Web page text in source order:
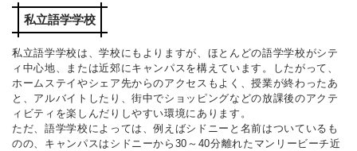
私立語学学校
私立語学学校は、学校にもよりますが、ほとんどの語学学校がシテ
ィ中心地、または近郊にキャンパスを構えています。したがって、
ホームステイやシェア先からのアクセスもよく、授業が終わったあ
と、アルバイトしたり、街中でショッピングなどの放課後のアクテ
ィビティを楽しんだりしやすい環境にあります。
ただ、語学学校によっては、例えばシドニーと名前はついているも
のの、キャンパスはシドニーから30～40分離れたマンリービーチ近